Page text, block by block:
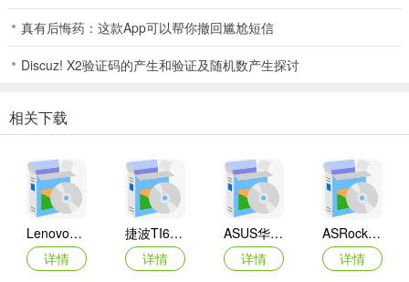
真有后悔药：这款App可以帮你撤回尴尬短信
Discuz! X2验证码的产生和验证及随机数产生探讨
相关下载
Lenovo联想 Ideapad Z465/Z565系列笔记本 声卡驱动
详情
捷波TI61AG-A主板BIOS
详情
ASUS华硕F1A55-M LX3 R2.0主板BIOS
详情
ASRock华擎IMB-A160主板BIOS
详情